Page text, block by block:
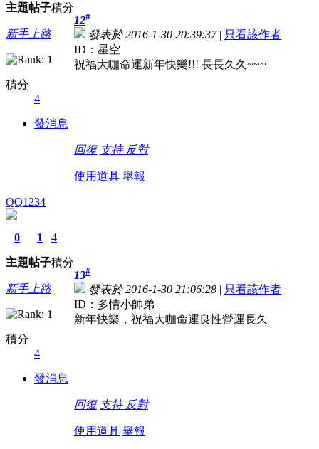
主題帖子積分
新手上路
積分
4
發消息
12#
發表於 2016-1-30 20:39:37 | 只看該作者
ID：星空
祝福大咖命運新年快樂!!! 長長久久~~~
回復 支持 反對
使用道具 舉報
QQ1234
0
主題
1
帖子
4
積分
新手上路
積分
4
發消息
13#
發表於 2016-1-30 21:06:28 | 只看該作者
ID：多情小帥弟
新年快樂，祝福大咖命運良性營運長久
回復 支持 反對
使用道具 舉報